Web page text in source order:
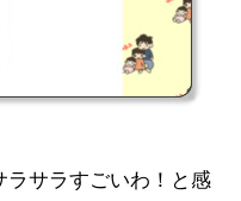
サラすごいわ！と感